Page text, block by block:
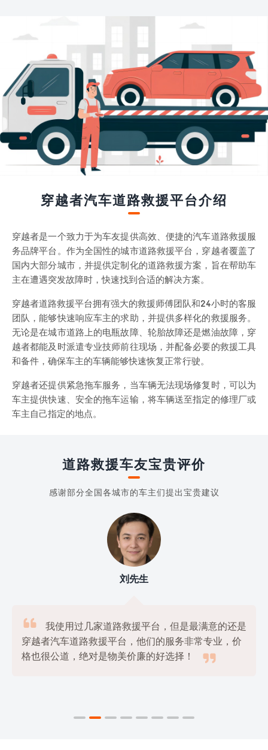
穿越者汽车道路救援平台介绍
穿越者是一个致力于为车友提供高效、便捷的汽车道路救援服
务品牌平台。作为全国性的城市道路救援平台，穿越者覆盖了
国内大部分城市，并提供定制化的道路救援方案，旨在帮助车
主在遭遇突发故障时，快速找到合适的解决方案。
穿越者道路救援平台拥有强大的救援师傅团队和24小时的客服
团队，能够快速响应车主的求助，并提供多样化的救援服务。
无论是在城市道路上的电瓶故障、轮胎故障还是燃油故障，穿
越者都能及时派遣专业技师前往现场，并配备必要的救援工具
和备件，确保车主的车辆能够快速恢复正常行驶。
穿越者还提供紧急拖车服务，当车辆无法现场修复时，可以为
车主提供快速、安全的拖车运输，将车辆送至指定的修理厂或
车主自己指定的地点。
道路救援车友宝贵评价
感谢部分全国各城市的车主们提出宝贵建议
刘先生

我使用过几家道路救援平台，但是最满意的还是
穿越者汽车道路救援平台，他们的服务非常专业，价
格也很公道，绝对是物美价廉的好选择！
